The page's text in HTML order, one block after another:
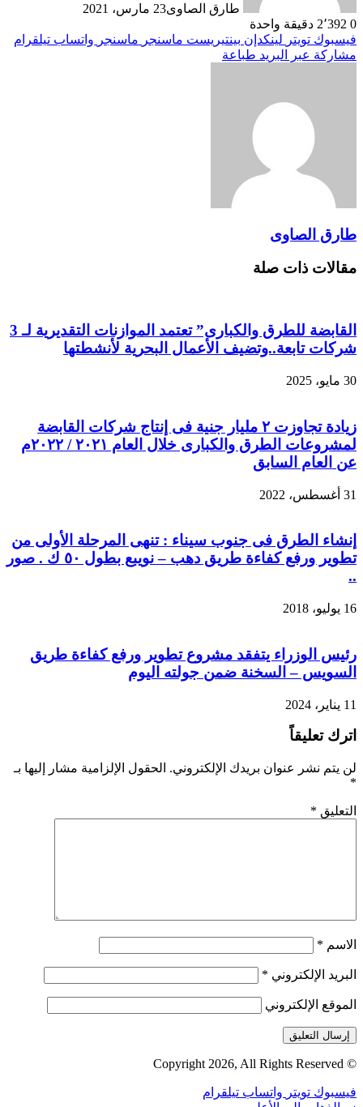
طارق الصاوى23 مارس، 2021
0
دقيقة واحدة
فيسبوك تويتر لينكدإن بينتيريست ماسنجر ماسنجر واتساب تيلقرام
مشاركة عبر البريد طباعة
طارق الصاوى
مقالات ذات صلة
القابضة للطرق والكبارى” تعتمد الموازنات التقديرية لـ 3
شركات تابعة..وتضيف الأعمال البحرية لأنشطتها
30 مايو، 2025
زيادة تجاوزت ٢ مليار جنية فى إنتاج شركات القابضة
لمشروعات الطرق والكبارى خلال العام ٢٠٢١ / ٢٠٢٢م
عن العام السابق
31 أغسطس، 2022
إنشاء الطرق فى جنوب سيناء : تنهى المرحلة الأولى من
تطوير ورفع كفاءة طريق دهب – نويبع بطول ٥٠ ك . صور
..
16 يوليو، 2018
رئيس الوزراء يتفقد مشروع تطوير ورفع كفاءة طريق
السويس – السخنة ضمن جولته اليوم
11 يناير، 2024
اترك تعليقاً
لن يتم نشر عنوان بريدك الإلكتروني. الحقول الإلزامية مشار إليها بـ
*
التعليق *
الاسم *
البريد الإلكتروني *
الموقع الإلكتروني
© Copyright 2026, All Rights Reserved
فيسبوك تويتر واتساب تيلقرام